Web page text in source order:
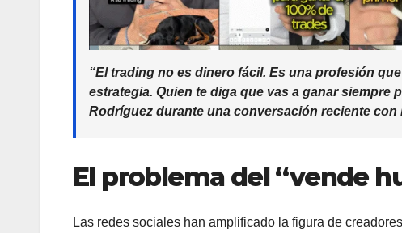
“El trading no es dinero fácil. Es una profesión
estrategia. Quien te diga que vas a ganar
Rodríguez durante una conversación reciente con
El problema del “vende
Las redes sociales han amplificado la figura de